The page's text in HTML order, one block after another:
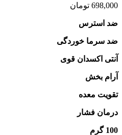
698,000 تومان
ضد استرس
ضد سرما خوردگی
آنتی اکسدان قوی
آرام بخش
تقویت معده
درمان فشار
100 گرم